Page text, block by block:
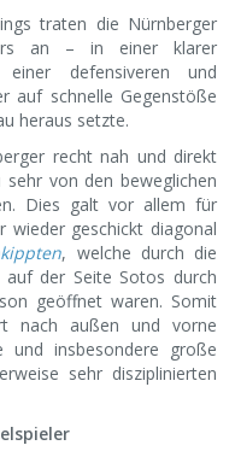
traten die Nürnberger
an – in einer klarer
defensiveren und
auf schnelle Gegenstöße
heraus setzte.
recht nah und direkt
von den beweglichen
Dies galt vor allem für
wieder geschickt diagonal
, welche durch die
der Seite Sotos durch
geöffnet waren. Somit
nach außen und vorne
und insbesondere große
sehr disziplinierten